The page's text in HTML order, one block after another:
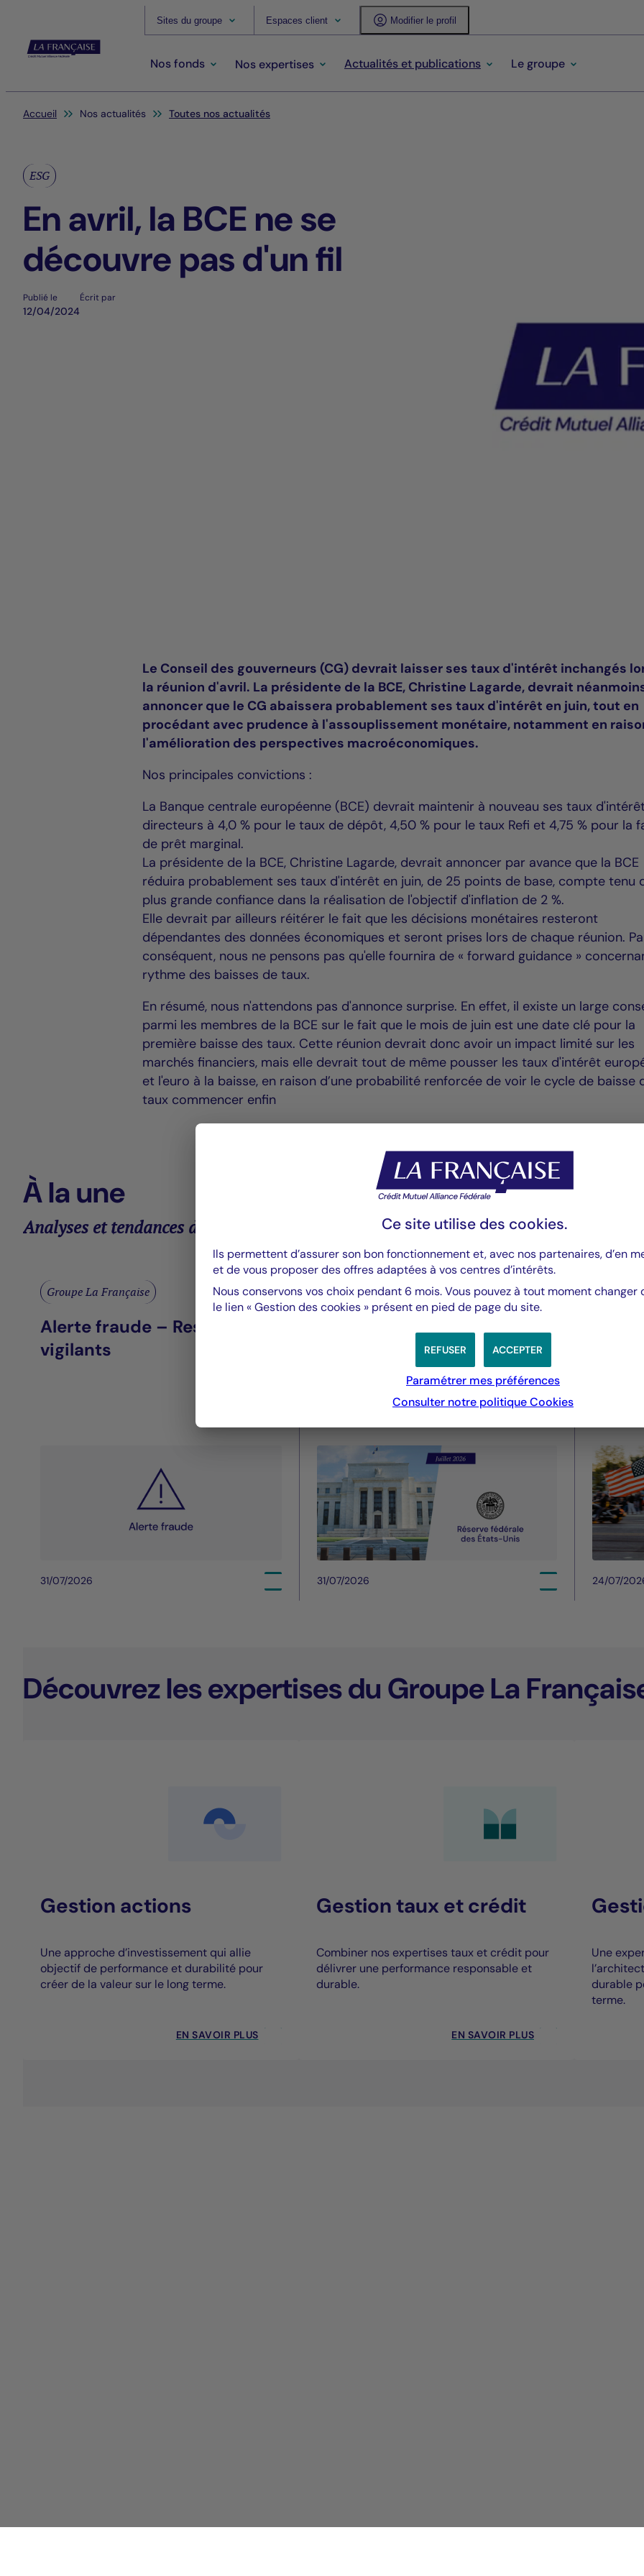
Sites du groupe Espaces client Modifier le profil
Nos fonds Nos expertises Actualités et publications Le groupe
Vous êtes ici:
Accueil Nos actualités Toutes nos actualités
ESG
En avril, la BCE ne se
découvre pas d'un fil
Publié le
12/04/2024
Écrit par
Le Conseil des gouverneurs (CG) devrait laisser ses taux d'intérêt inchangés
la réunion d'avril. La présidente de la BCE, Christine Lagarde, devrait
annoncer que le CG abaissera probablement ses taux d'intérêt en juin, tout en
procédant avec prudence à l'assouplissement monétaire, notamment en
l'amélioration des perspectives macroéconomiques.
Nos principales convictions :
La Banque centrale européenne (BCE) devrait maintenir à nouveau ses taux
directeurs à 4,0 % pour le taux de dépôt, 4,50 % pour le taux Refi et 4,75 % pour la
de prêt marginal.
La présidente de la BCE, Christine Lagarde, devrait annoncer par avance que la BCE
réduira probablement ses taux d'intérêt en juin, de 25 points de base, compte tenu
plus grande confiance dans la réalisation de l'objectif d'inflation de 2 %.
Elle devrait par ailleurs réitérer le fait que les décisions monétaires resteront
dépendantes des données économiques et seront prises lors de chaque réunion.
conséquent, nous ne pensons pas qu'elle fournira de « forward guidance »
rythme des baisses de taux.
En résumé, nous n'attendons pas d'annonce surprise. En effet, il existe un large
parmi les membres de la BCE sur le fait que le mois de juin est une date clé pour la
première baisse des taux. Cette réunion devrait donc avoir un impact limité sur les
marchés financiers, mais elle devrait tout de même pousser les taux d'intérêt
et l'euro à la baisse, en raison d’une probabilité renforcée de voir le cycle de baisse
taux commencer enfin
À la une
Analyses et tendances des marchés
Groupe La Française
Alerte fraude – Restez
vigilants
31/07/2026
Valeurs mobilières
maintient des taux stables
31/07/2026
Valeurs
24/07/
Découvrez les expertises du Groupe La
Gestion actions
Une approche d’investissement qui allie
objectif de performance et durabilité pour
créer de la valeur sur le long terme.
EN SAVOIR PLUS
Gestion taux et crédit
Combiner nos expertises taux et crédit pour
délivrer une performance responsable et
durable.
EN SAVOIR PLUS
Une
durable
terme.
Ce site utilise des cookies.
Ils permettent d’assurer son bon fonctionnement et, avec nos partenaires, d’en
et de vous proposer des offres adaptées à vos centres d’intérêts.
Nous conservons vos choix pendant 6 mois. Vous pouvez à tout moment changer
le lien « Gestion des cookies » présent en pied de page du site.
ACCEPTER
REFUSER
Paramétrer mes préférences
Consulter notre politiqueCookies